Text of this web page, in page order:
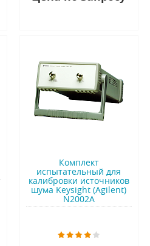
Комплект
испытательный для
калибровки источников
шума Keysight (Agilent)
N2002A